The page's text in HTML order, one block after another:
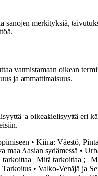
sanojen merkityksiä,
varmistamaan oikean
ja ammattimaisuus.
ja oikeakielisyyttä eri
• Kiina: Väestö,
maa Aasian sydämessä •
tarkoittaa | Mitä tarkoittaa ; |
• Valko-Venäjä ja